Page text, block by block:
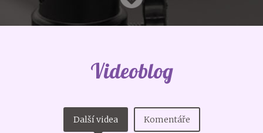
Videoblog
Další videa Komentáře